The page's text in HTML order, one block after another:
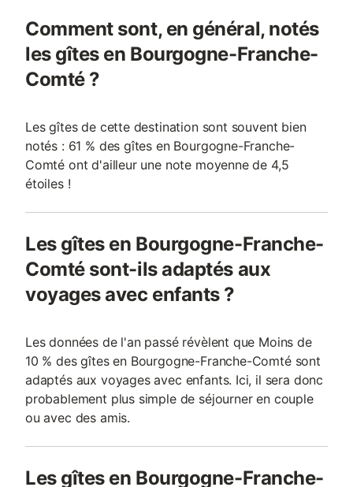
Comment sont, en général, notés
les gîtes en Bourgogne-Franche-
Comté ?
Les gîtes de cette destination sont souvent bien
notés : 61 % des gîtes en Bourgogne-Franche-
Comté ont d'ailleur une note moyenne de 4,5
étoiles !
Les gîtes en Bourgogne-Franche-
Comté sont-ils adaptés aux
voyages avec enfants ?
Les données de l'an passé révèlent que Moins de
10 % des gîtes en Bourgogne-Franche-Comté sont
adaptés aux voyages avec enfants. Ici, il sera donc
probablement plus simple de séjourner en couple
ou avec des amis.
Les gîtes en Bourgogne-Franche-